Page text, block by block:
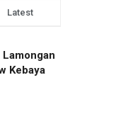
Latest
Lamongan
Kebaya